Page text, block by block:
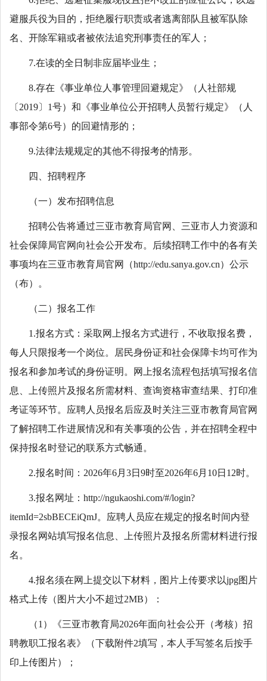
避服兵役为目的，拒绝履行职责或者逃离部队且被军队除
名、开除军籍或者被依法追究刑事责任的军人；
7.在读的全日制非应届毕业生；
8.存在《事业单位人事管理回避规定》（人社部规
〔2019〕1号）和《事业单位公开招聘人员暂行规定》（人
事部令第6号）的回避情形的；
9.法律法规规定的其他不得报考的情形。
四、招聘程序
（一）发布招聘信息
招聘公告将通过三亚市教育局官网、三亚市人力资源和
社会保障局官网向社会公开发布。后续招聘工作中的各有关
事项均在三亚市教育局官网（http://edu.sanya.gov.cn）公示
（布）。
（二）报名工作
1.报名方式：采取网上报名方式进行，不收取报名费，
每人只限报考一个岗位。居民身份证和社会保障卡均可作为
报名和参加考试的身份证明。网上报名流程包括填写报名信
息、上传照片及报名所需材料、查询资格审查结果、打印准
考证等环节。应聘人员报名后应及时关注三亚市教育局官网
了解招聘工作进展情况和有关事项的公告，并在招聘全程中
保持报名时登记的联系方式畅通。
2.报名时间：2026年6月3日9时至2026年6月10日12时。
3.报名网址：http://ngukaoshi.com/#/login?
itemId=2sbBECEiQmJ。应聘人员应在规定的报名时间内登
录报名网站填写报名信息、上传照片及报名所需材料进行报
名。
4.报名须在网上提交以下材料，图片上传要求以jpg图片
格式上传（图片大小不超过2MB）：
（1）《三亚市教育局2026年面向社会公开（考核）招
聘教职工报名表》（下载附件2填写，本人手写签名后按手
印上传图片）；